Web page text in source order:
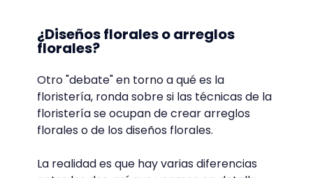
Cómo sacar el máximo
partido de cada estación, para
asegurarnos de que nuestros
tiempo posible.
Los recipientes más adecuados
para que nuestros arreglos brillen
con luz propia.